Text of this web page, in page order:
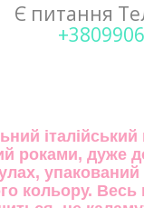
Є питання
роками, дуже
упакований
кольору. Весь